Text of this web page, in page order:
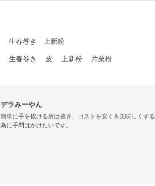
生春巻き 上新粉
生春巻き 皮 上新粉 片栗粉
デラみーやん
簡単に手を抜ける所は抜き、コストを安く＆美味しくする
為に手間はかけたいです。